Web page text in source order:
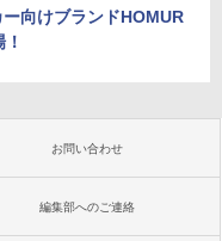
向けブランドHOMUR
お問い合わせ
編集部へのご連絡